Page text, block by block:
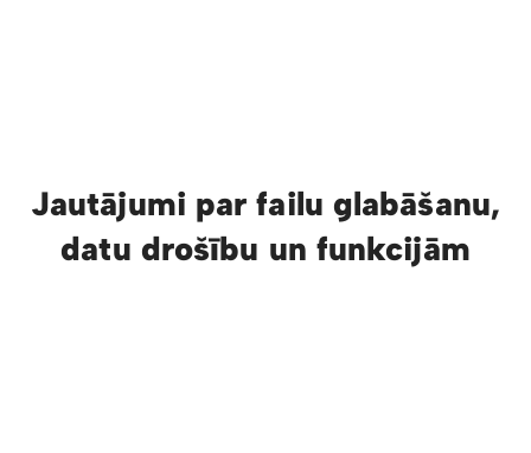
Jautājumi par failu glabāšanu,
datu drošību un funkcijām